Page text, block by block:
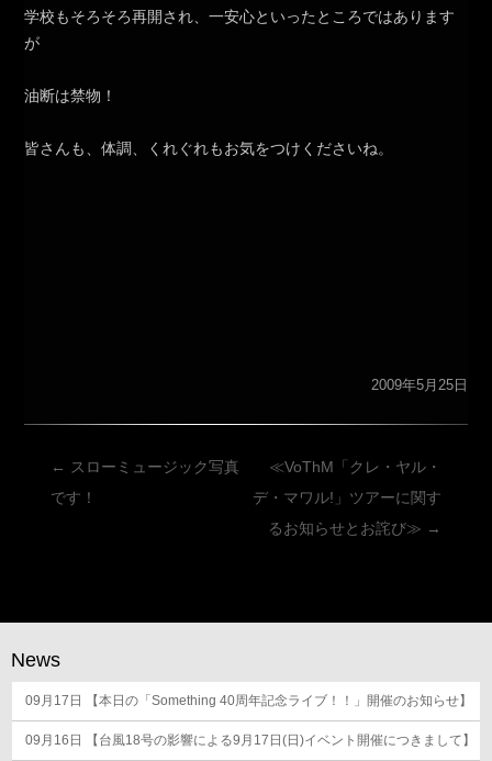
学校もそろそろ再開され、一安心といったところではあります
が
油断は禁物！
皆さんも、体調、くれぐれもお気をつけくださいね。
2009年5月25日
投
稿
ー
シ
ョ
ン
← スローミュージック写真
です！
≪VoThM「クレ・ヤル・
デ・マワル!」ツアーに関す
るお知らせとお詫び≫ →
News
09月17日 【本日の「Something 40周年記念ライブ！！」開催のお知らせ】
09月16日 【台風18号の影響による9月17日(日)イベント開催につきまして】